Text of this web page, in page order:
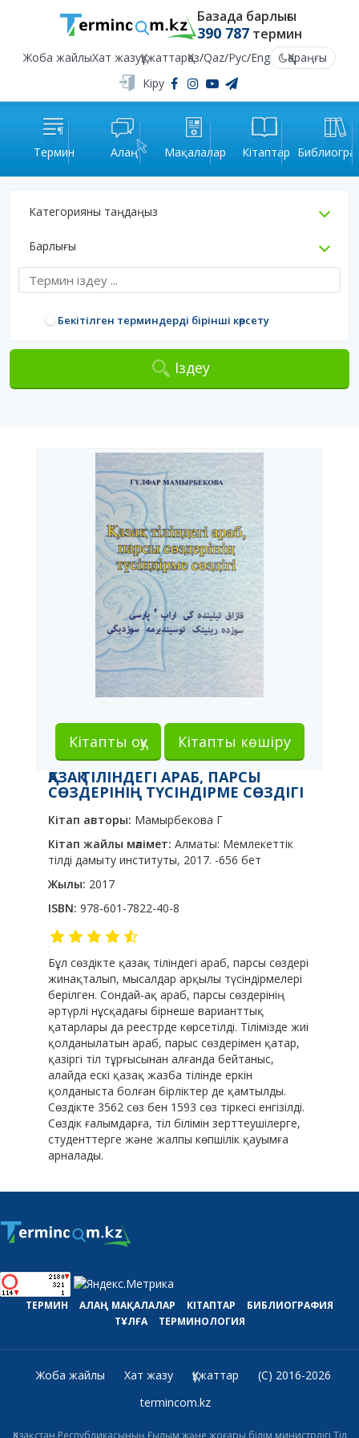
Базада барлығы
390 787термин
Жоба жайлыХат жазуҚұжаттарҚаз/Qaz/Рус/Eng
Қараңғы
Кіру
Термин Алаң Мақалалар Кітаптар
Категорияны таңдаңыз
Барлығы
Бекітілген терминдерді бірінші көрсету
Іздеу
Кітапты оқу
Кітапты көшіру
ҚАЗАҚ ТІЛІНДЕГІ АРАБ, ПАРСЫ
СӨЗДЕРІНІҢ ТҮСІНДІРМЕ СӨЗДІГІ
Кітап авторы: Мамырбекова Г
Кітап жайлы мәлімет: Алматы: Мемлекеттік
тілді дамыту институты, 2017. -656 бет
Жылы: 2017
ISBN: 978-601-7822-40-8
Бұл сөздікте қазақ тіліндегі араб, парсы сөздері
жинақталып, мысалдар арқылы түсіндірмелері
берілген. Сондай-ақ араб, парсы сөздерінің
әртүрлі нұсқадағы бірнеше варианттық
қатарлары да реестрде көрсетілді. Тілімізде жиі
қолданылатын араб, парыс сөздерімен қатар,
қазіргі тіл тұрғысынан алғанда бейтаныс,
алайда ескі қазақ жазба тілінде еркін
қолданыста болған бірліктер де қамтылды.
Сөздікте 3562 сөз бен 1593 сөз тіркесі енгізілді.
Сөздік ғалымдарға, тіл білімін зерттеушілерге,
студенттерге және жалпы көпшілік қауымға
арналады.
ТЕРМИН АЛАҢ МАҚАЛАЛАР КІТАПТАР
БИБЛИОГРАФИЯ
ТҰЛҒА
ТЕРМИНОЛОГИЯ
Жоба жайлы Хат жазу Құжаттар
(C) 2016-2026
termincom.kz
Қазақстан Республикасының Ғылым және жоғары білім министрлігі Тіл